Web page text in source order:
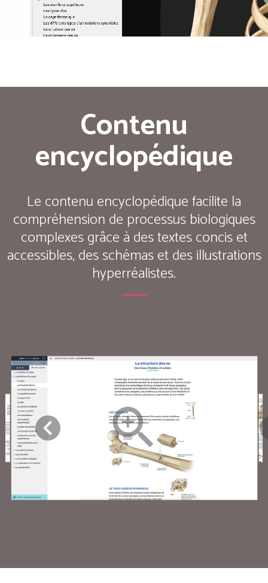
Contenu
encyclopédique
Le contenu encyclopédique facilite la
compréhension de processus biologiques
complexes grâce à des textes concis et
accessibles, des schémas et des illustrations
hyperréalistes.